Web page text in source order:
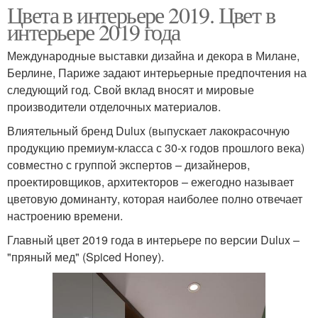
Цвета в интерьере 2019. Цвет в
интерьере 2019 года
Международные выставки дизайна и декора в Милане,
Берлине, Париже задают интерьерные предпочтения на
следующий год. Свой вклад вносят и мировые
производители отделочных материалов.
Влиятельный бренд Dulux (выпускает лакокрасочную
продукцию премиум-класса с 30-х годов прошлого века)
совместно с группой экспертов – дизайнеров,
проектировщиков, архитекторов – ежегодно называет
цветовую доминанту, которая наиболее полно отвечает
настроению времени.
Главный цвет 2019 года в интерьере по версии Dulux –
"пряный мед" (Spiced Honey).